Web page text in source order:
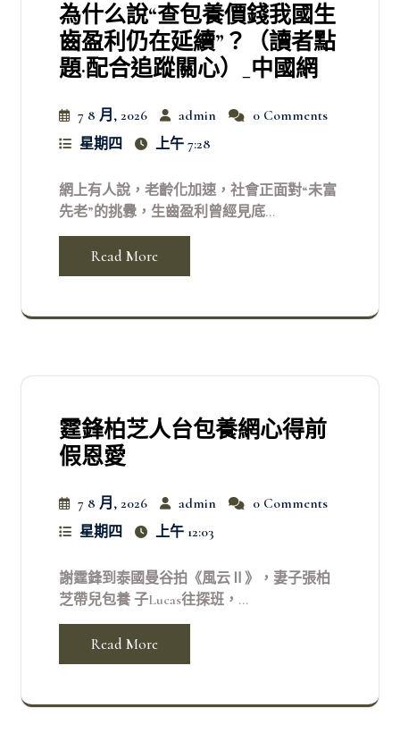
為什么說“查包養價錢我國生
齒盈利仍在延續”？（讀者點
題·配合追蹤關心）_中國網
7 8 月, 2026 admin
0 Comments
星期四
上午 7:28
網上有人說，老齡化加速，社會正面對“未富
先老”的挑釁，生齒盈利曾經見底...
Read More
霆鋒柏芝人台包養網心得前
假恩愛
7 8 月, 2026 admin
0 Comments
星期四
上午 12:03
謝霆鋒到泰國曼谷拍《風云Ⅱ》，妻子張柏
芝帶兒包養 子Lucas往探班，...
Read More